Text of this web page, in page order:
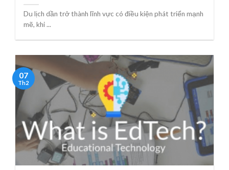
Du lịch dần trở thành lĩnh vực có điều kiện phát triển mạnh
mẽ, khi ...
07
Th2